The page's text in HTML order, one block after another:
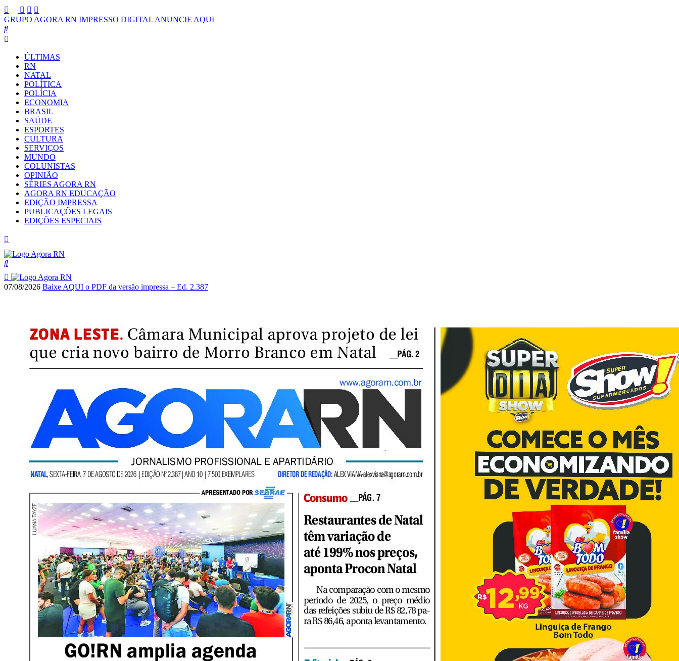
GRUPO AGORA RN IMPRESSO DIGITAL ANUNCIE AQUI
ÚLTIMAS
RN
NATAL
POLÍTICA
POLÍCIA
ECONOMIA
BRASIL
SAÚDE
ESPORTES
CULTURA
SERVIÇOS
MUNDO
COLUNISTAS
OPINIÃO
SÉRIES AGORA RN
AGORA RN EDUCAÇÃO
EDIÇÃO IMPRESSA
PUBLICAÇÕES LEGAIS
EDIÇÕES ESPECIAIS
07/08/2026 Baixe AQUI o PDF da versão impressa – Ed. 2.387